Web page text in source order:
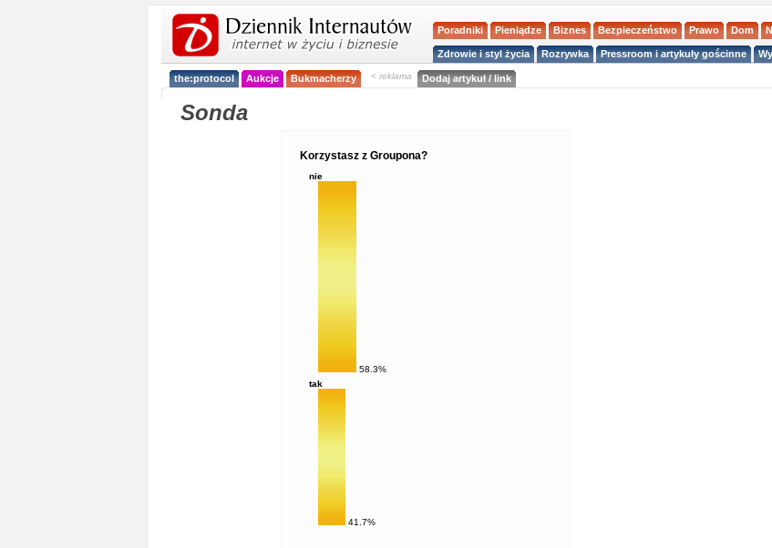
Poradniki Pieniądze Biznes Bezpieczeństwo Prawo Dom
Zdrowie i styl życia Rozrywka Pressroom i artykuły gościnne
the:protocol Aukcje Bukmacherzy < reklama Dodaj artykuł / link
Sonda
Korzystasz z Groupona?
nie
58.3%
tak
41.7%